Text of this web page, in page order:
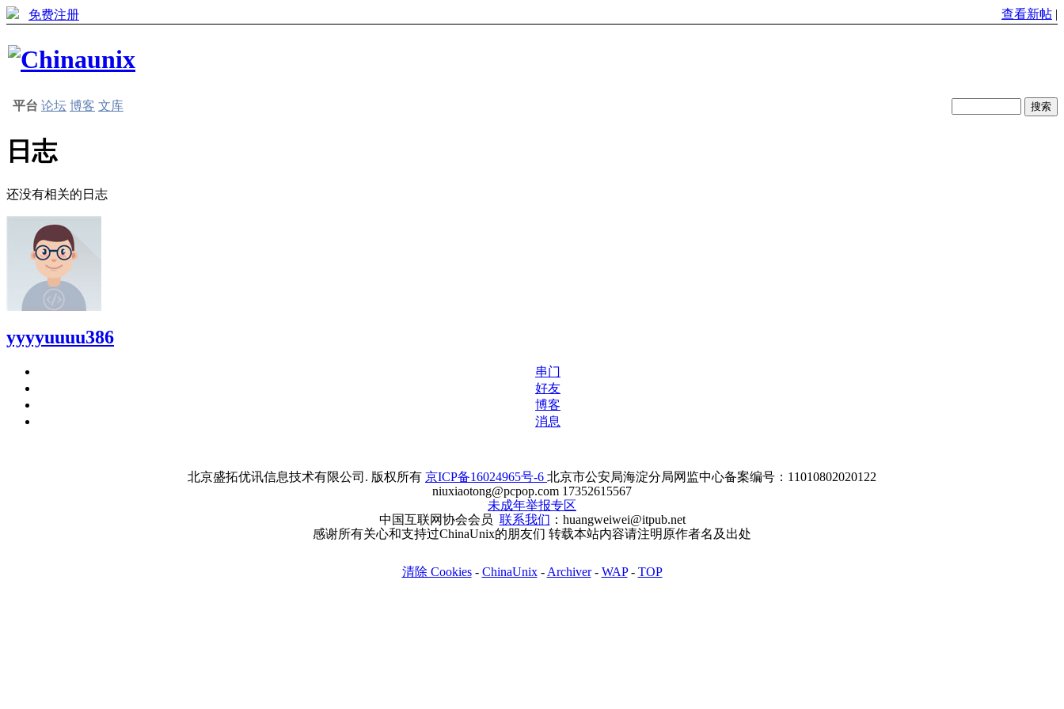
免费注册 查看新帖 |
平台 论坛 博客 文库
日志
还没有相关的日志
yyyyuuuu386
串门
好友
博客
消息
北京盛拓优讯信息技术有限公司. 版权所有 京ICP备16024965号-6 北京市公安局海淀分局网监中心备案编号：11010802020122
niuxiaotong@pcpop.com 17352615567
未成年举报专区
中国互联网协会会员 联系我们 ：huangweiwei@itpub.net
感谢所有关心和支持过ChinaUnix的朋友们 转载本站内容请注明原作者名及出处
清除 Cookies- ChinaUnix- Archiver- WAP- TOP